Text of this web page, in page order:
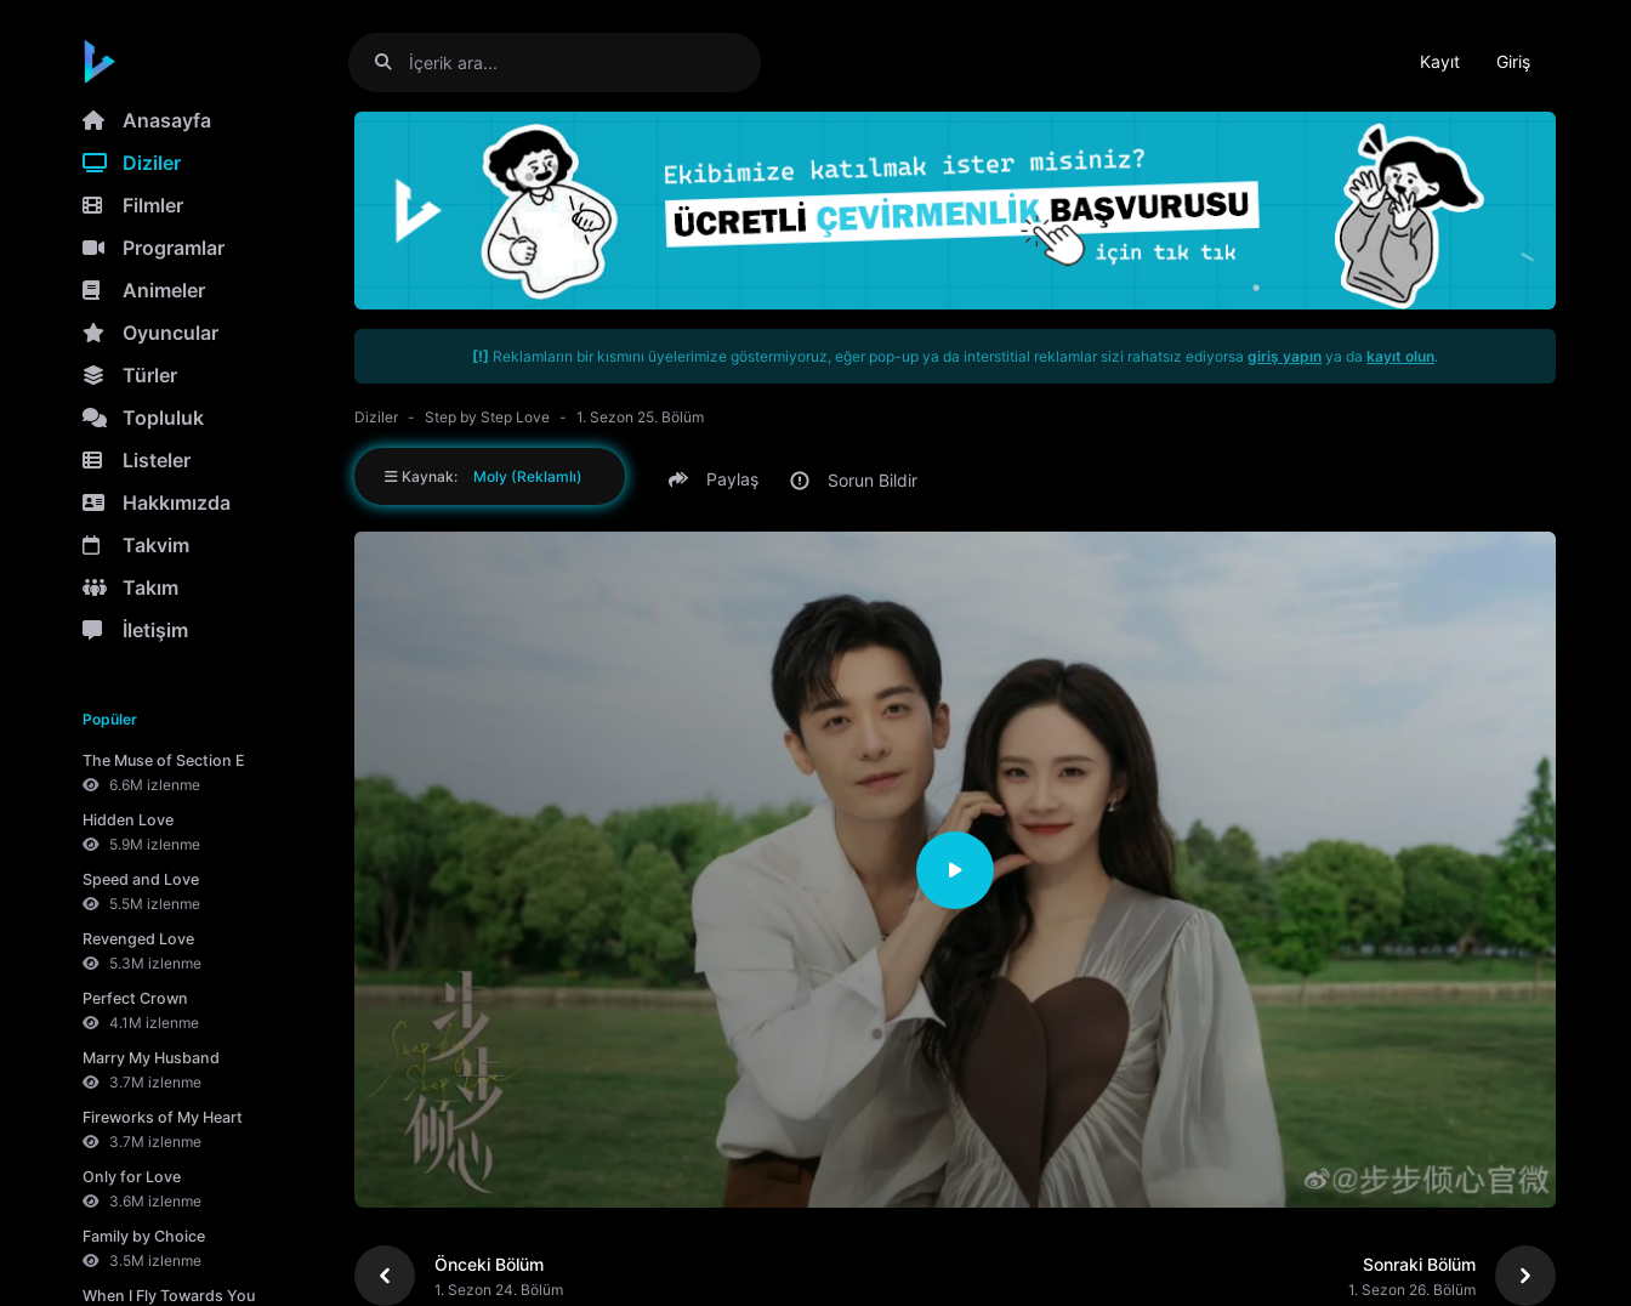
Kayıt Giriş
Anasayfa
Diziler
Filmler
Programlar
Animeler
Oyuncular
Türler
Topluluk
Listeler
Hakkımızda
Takvim
Takım
İletişim
Popüler
The Muse of Section E
6.6M izlenme
Hidden Love
5.9M izlenme
Speed and Love
5.5M izlenme
Revenged Love
5.3M izlenme
Perfect Crown
4.1M izlenme
Marry My Husband
3.7M izlenme
Fireworks of My Heart
3.7M izlenme
Only for Love
3.6M izlenme
Family by Choice
3.5M izlenme
When I Fly Towards You
[!] Reklamların bir kısmını üyelerimize göstermiyoruz, eğer pop-up ya da interstitial reklamlar sizi rahatsız ediyorsa giriş yapın ya da kayıt olun.
Diziler Step by Step Love 1. Sezon 25. Bölüm
Kaynak: Moly (Reklamlı) Paylaş Sorun Bildir
Önceki Bölüm
1. Sezon 24. Bölüm
Sonraki Bölüm
1. Sezon 26. Bölüm